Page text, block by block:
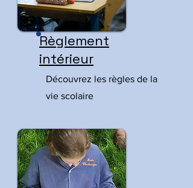
Règlement
intérieur
Découvrez les règles de la
vie scolaire